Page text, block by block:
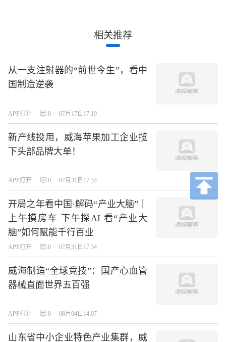
相关推荐
从一支注射器的“前世今生”，看中
国制造逆袭
APP打开 0 07月17日17:19
新产线投用，威海苹果加工企业揽
下头部品牌大单！
APP打开 0 07月31日17:34
开局之年看中国·解码“产业大脑”｜
上午摸房车 下午探AI 看“产业大
脑”如何赋能千行百业
APP打开 0 07月31日17:34
威海制造“全球竞技”：国产心血管
器械直面世界五百强
APP打开 0 08月04日14:07
山东省中小企业特色产业集群，威